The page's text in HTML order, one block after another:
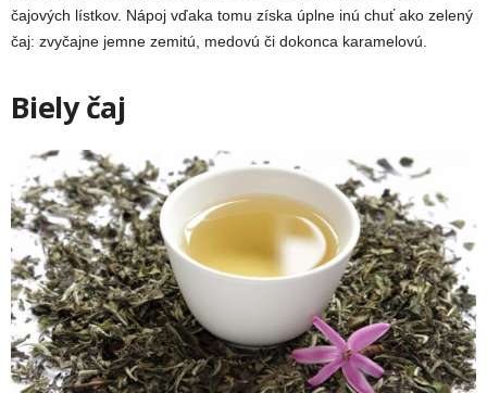
čajových lístkov. Nápoj vďaka tomu získa úplne inú chuť ako zelený
čaj: zvyčajne jemne zemitú, medovú či dokonca karamelovú.
Biely čaj